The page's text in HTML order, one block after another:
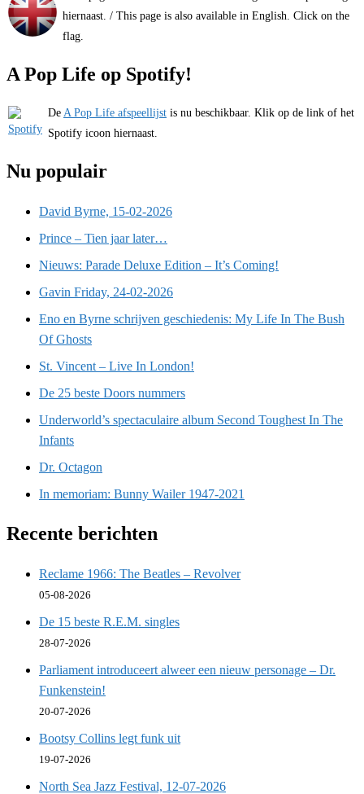
hiernaast. / This page is also available in English. Click on the
flag.
A Pop Life op Spotify!
De A Pop Life afspeellijst is nu beschikbaar. Klik op de link of het
Spotify icoon hiernaast.
Nu populair
David Byrne, 15-02-2026
Prince – Tien jaar later…
Nieuws: Parade Deluxe Edition – It’s Coming!
Gavin Friday, 24-02-2026
Eno en Byrne schrijven geschiedenis: My Life In The Bush
Of Ghosts
St. Vincent – Live In London!
De 25 beste Doors nummers
Underworld’s spectaculaire album Second Toughest In The
Infants
Dr. Octagon
In memoriam: Bunny Wailer 1947-2021
Recente berichten
Reclame 1966: The Beatles – Revolver
05-08-2026
De 15 beste R.E.M. singles
28-07-2026
Parliament introduceert alweer een nieuw personage – Dr.
Funkenstein!
20-07-2026
Bootsy Collins legt funk uit
19-07-2026
North Sea Jazz Festival, 12-07-2026